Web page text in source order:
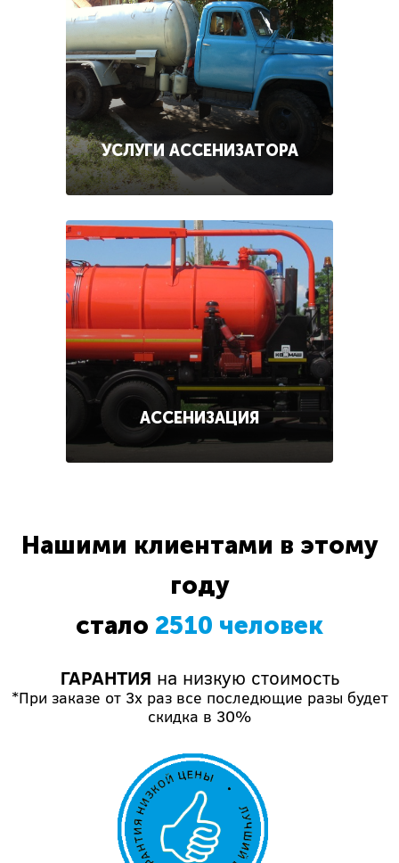
УСЛУГИ АССЕНИЗАТОРА
АССЕНИЗАЦИЯ
Нашими клиентами в этому
году
стало 2510 человек
ГАРАНТИЯ на низкую стоимость
*При заказе от 3х раз все последющие разы будет
скидка в 30%